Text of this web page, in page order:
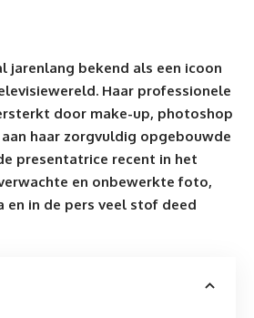
jarenlang bekend als een icoon
Haar professionele
door make-up, photoshop
haar zorgvuldig opgebouwde
presentatrice recent in het
en onbewerkte foto,
en in de pers veel stof deed